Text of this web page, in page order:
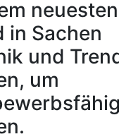
neuesten
in Sachen
und
um